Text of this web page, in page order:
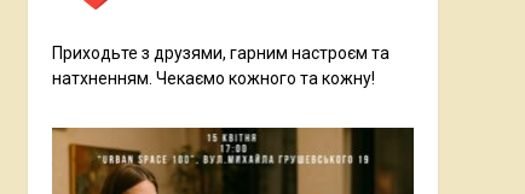
Приходьте з друзями, гарним настроєм та
натхненням. Чекаємо кожного та кожну!